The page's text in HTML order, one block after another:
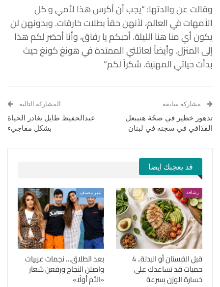
وقالت عن والدتها: “يجب أن أكرس هذا لأمي و كل
الأمهات في العالم، لأنهن حقاً بطلات خارقات. وبدونهن لن
يكون أي منا هنا الليلة. أحبكم يا رفاق، وأنا أحضر لكم هذا
إلى المنزل. وأيضاً لعائلتي الممتدة في هونغ كونغ حيث
بدأت حياتي المهنية. شكراً لكم”
مشاركة سابقة
تدهور خطير في صحّة هنيبعل
القذافي في سجنه في لبنان
المشاركة التالية
عبدالحفيظ طايل يغادر الحياة
بشكل مفاجيء
قد يعجبك ايضا
رشاقة
قبل الفستان أو البدلة.. 4
حميات قد تساعدك على
خسارة الوزن بسرعة
غير مصنف
بعد الطلاق… نجمات عربيات
واصلن النجاح ورفعن شعار
«الأم أولًا»